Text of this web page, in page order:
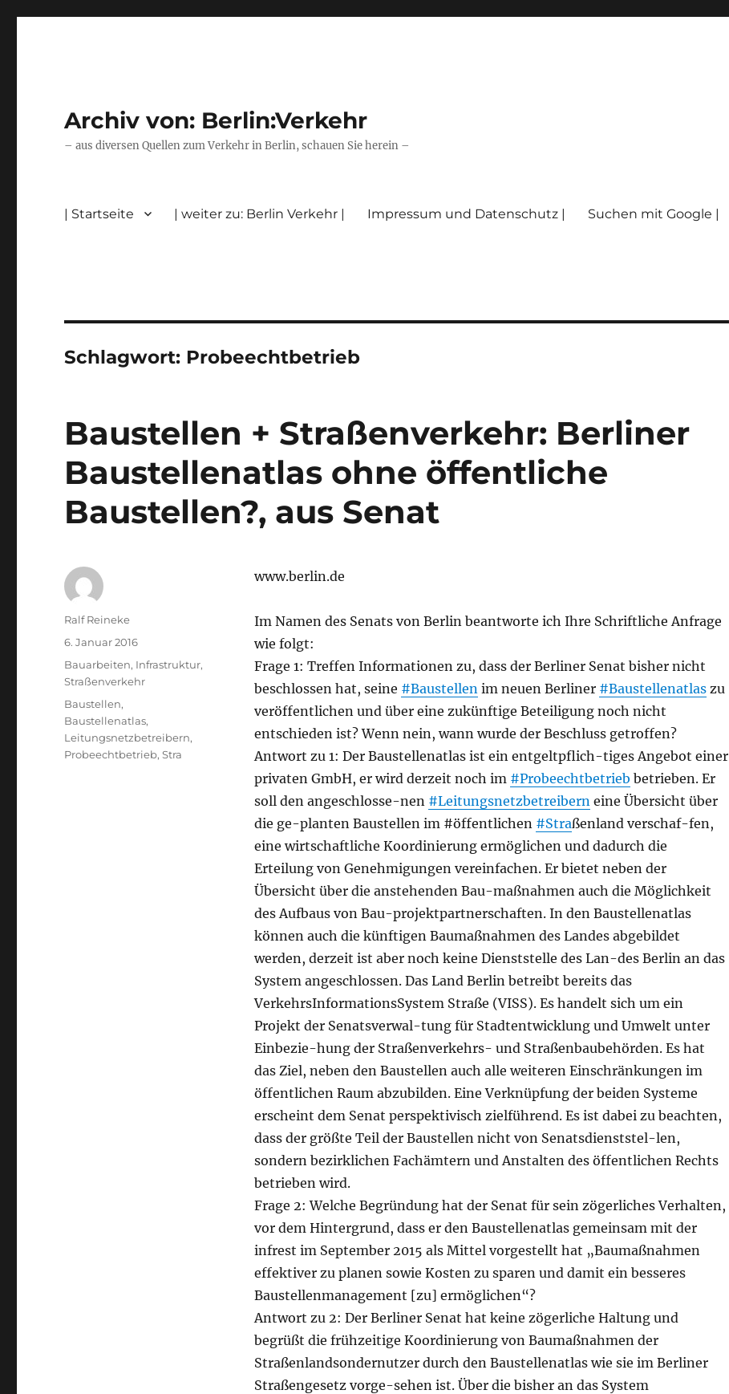
Archiv von: Berlin:Verkehr
– aus diversen Quellen zum Verkehr in Berlin, schauen Sie herein –
| Startseite | weiter zu: Berlin Verkehr | Impressum und Datenschutz | Suchen mit Google |
Schlagwort: Probeechtbetrieb
Baustellen + Straßenverkehr: Berliner
Baustellenatlas ohne öffentliche
Baustellen?, aus Senat
www.berlin.de
Im Namen des Senats von Berlin beantworte ich Ihre Schriftliche Anfrage
wie folgt:
Frage 1: Treffen Informationen zu, dass der Berliner Senat bisher nicht
beschlossen hat, seine #Baustellenim neuen Berliner #Baustellenatlaszu
veröffentlichen und über eine zukünftige Beteiligung noch nicht
entschieden ist? Wenn nein, wann wurde der Beschluss getroffen?
Antwort zu 1: Der Baustellenatlas ist ein entgeltpflich-tiges Angebot einer
privaten GmbH, er wird derzeit noch im #Probeechtbetrieb betrieben. Er
soll den angeschlosse-nen #Leitungsnetzbetreiberneine Übersicht über
die ge-planten Baustellen im #öffentlichen #Straßenland verschaf-fen,
eine wirtschaftliche Koordinierung ermöglichen und dadurch die
Erteilung von Genehmigungen vereinfachen. Er bietet neben der
Übersicht über die anstehenden Bau-maßnahmen auch die Möglichkeit
des Aufbaus von Bau-projektpartnerschaften. In den Baustellenatlas
können auch die künftigen Baumaßnahmen des Landes abgebildet
werden, derzeit ist aber noch keine Dienststelle des Lan-des Berlin an das
System angeschlossen. Das Land Berlin betreibt bereits das
VerkehrsInformationsSystem Straße (VISS). Es handelt sich um ein
Projekt der Senatsverwal-tung für Stadtentwicklung und Umwelt unter
Einbezie-hung der Straßenverkehrs- und Straßenbaubehörden. Es hat
das Ziel, neben den Baustellen auch alle weiteren Einschränkungen im
öffentlichen Raum abzubilden. Eine Verknüpfung der beiden Systeme
erscheint dem Senat perspektivisch zielführend. Es ist dabei zu beachten,
dass der größte Teil der Baustellen nicht von Senatsdienststel-len,
sondern bezirklichen Fachämtern und Anstalten des öffentlichen Rechts
betrieben wird.
Frage 2: Welche Begründung hat der Senat für sein zögerliches Verhalten,
vor dem Hintergrund, dass er den Baustellenatlas gemeinsam mit der
infrest im September 2015 als Mittel vorgestellt hat „Baumaßnahmen
effektiver zu planen sowie Kosten zu sparen und damit ein besseres
Baustellenmanagement [zu] ermöglichen“?
Antwort zu 2: Der Berliner Senat hat keine zögerliche Haltung und
begrüßt die frühzeitige Koordinierung von Baumaßnahmen der
Straßenlandsondernutzer durch den Baustellenatlas wie sie im Berliner
Straßengesetz vorge-sehen ist. Über die bisher an das System
Autor
Ralf Reineke
Veröffentlicht
6. Januar 2016
Kategorien
Bauarbeiten, Infrastruktur,
Straßenverkehr
Schlagwörter
Baustellen,
Baustellenatlas,
Leitungsnetzbetreibern,
Probeechtbetrieb,Stra